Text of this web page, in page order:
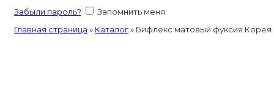
Забыли пароль?
Запомнить меня
Главная страница » Каталог» Бифлекс матовый фуксия Корея